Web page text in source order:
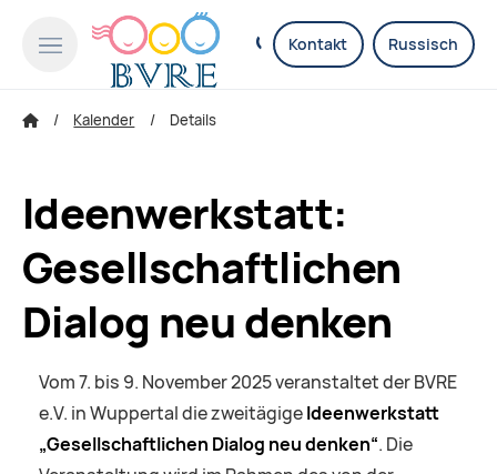
Kontakt Russisch
Kalender Details
Ideenwerkstatt:
Gesellschaftlichen
Dialog neu denken
Vom 7. bis 9. November 2025 veranstaltet der BVRE
e.V. in Wuppertal die zweitägigeIdeenwerkstatt
„Gesellschaftlichen Dialog neu denken“. Die